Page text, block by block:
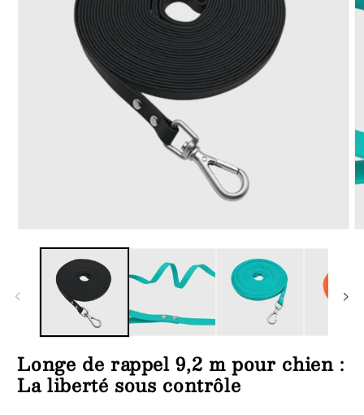
une
Longe de rappel 9,2 m pour chien :
La liberté sous contrôle